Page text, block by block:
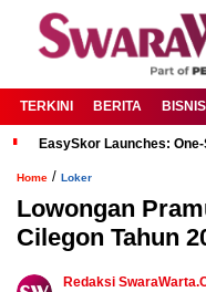
TERKINI BERITA BISNIS
EasySkor Launches:
Home / Loker
Lowongan
Cilegon Tahun
Redaksi